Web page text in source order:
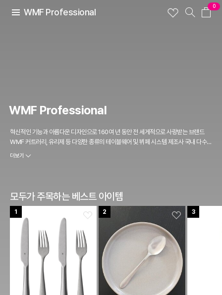
WMF Professional
0
WMF Professional
혁신적인 기능과 아름다운 디자인으로 160여 년 동안 전 세게적으로 사랑받는 브랜드
WMF 커트러리, 유리제 등 다양한 종류의 테이블웨어 및 뷔페 시스템 제조사 국내 다수의
특급 호텔 및 리조트에서 사용되는 대표적 독일 정통 브랜드
더보기
모두가 주목하는 베스트 아이템
1 2 3